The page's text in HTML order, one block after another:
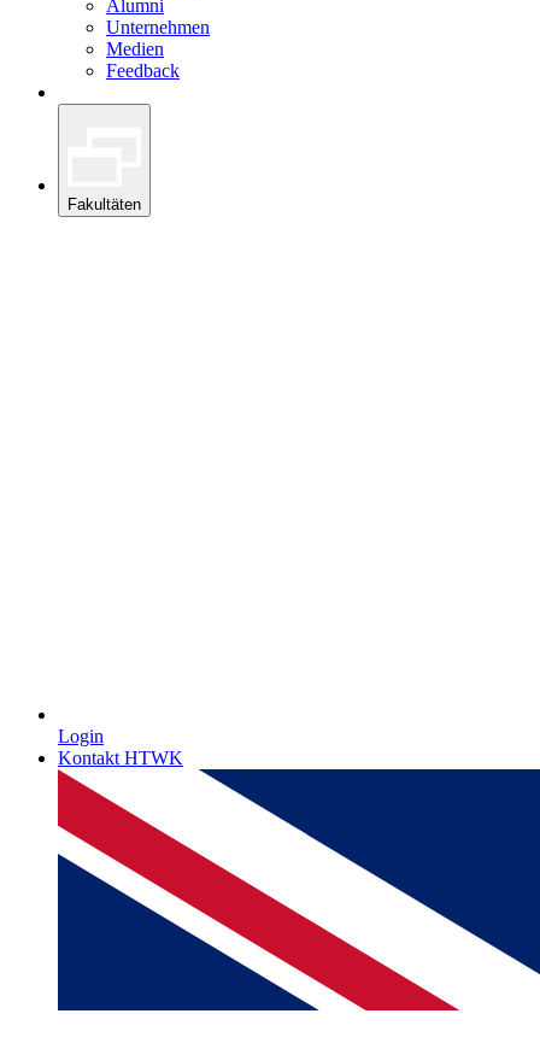
Alumni
Unternehmen
Medien
Feedback
Fakultäten
Login
Kontakt HTWK